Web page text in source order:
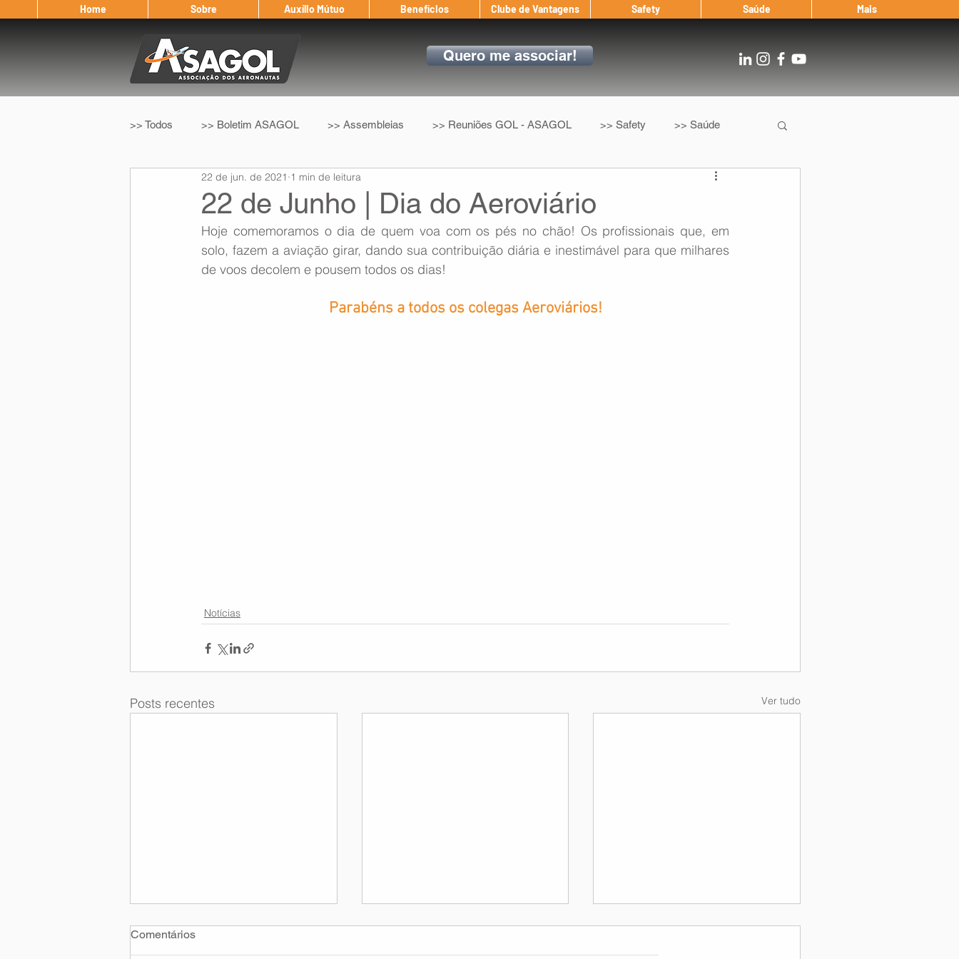
Home Sobre Auxílio Mútuo Benefícios Clube de Vantagens Safety Saúde Mais
Quero me associar!
>> Todos >> Boletim ASAGOL >> Assembleias >> Reuniões GOL - ASAGOL >> Safety >> Saúde
>> Legislação >> IFALPA >> Convenção Coletiva After Landing
Eleição ASAGOL Safety Window Auxílio Mútuo Depoimentos Amigo da ASAGOL Entrevista
22 de Junho | Dia do Aeroviário
22 de jun. de 2021 1 min de leitura
Hoje comemoramos o dia de quem voa com os pés no chão! Os profissionais que, em
solo, fazem a aviação girar, dando sua contribuição diária e inestimável para que milhares
de voos decolem e pousem todos os dias!
Parabéns a todos os colegas Aeroviários!
Notícias
Posts recentes Ver tudo
Comentários